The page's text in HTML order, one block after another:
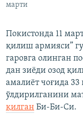
марти
Покистонда 11
қилиш армияси”
гаровга олинган
дан зиёди озод
амалиёт чоғида
ўлдирилганини
қилган Би-Би-Си.